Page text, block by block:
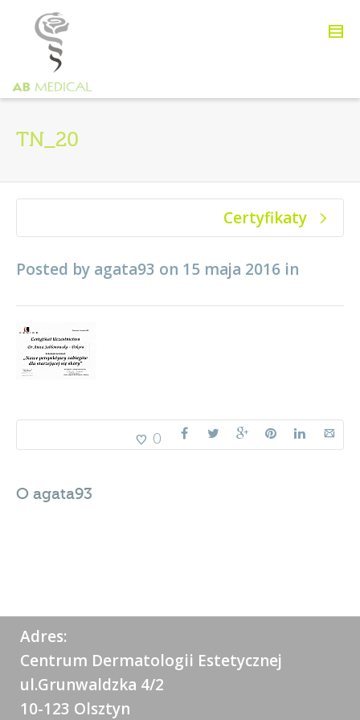
TN_20
Certyfikaty
Posted by agata93 on 15 maja 2016 in
0
O agata93
Adres:
Centrum Dermatologii Estetycznej
ul.Grunwaldzka 4/2
10-123 Olsztyn